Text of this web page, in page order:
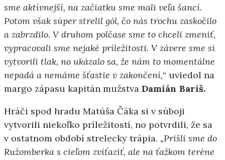
sme aktívnejší, na začiatku sme mali veľa šancí.
Potom však súper strelil gól, čo nás trochu zaskočilo
a zabrzdilo. V druhom polčase sme to chceli zmeniť,
vypracovali sme nejaké príležitosti. V závere sme si
vytvorili tlak, no ukázalo sa, že nám to momentálne
nepadá a nemáme šťastie v zakončení,“ uviedol na
margo zápasu kapitán mužstva Damián Bariš.
Hráči spod hradu Matúša Čáka si v súboji
vytvorili niekoľko príležitostí, no potvrdili, že sa
v ostatnom období strelecky trápia. „Prišli sme do
Ružomberka s cieľom zvíťaziť, ale na ťažkom teréne